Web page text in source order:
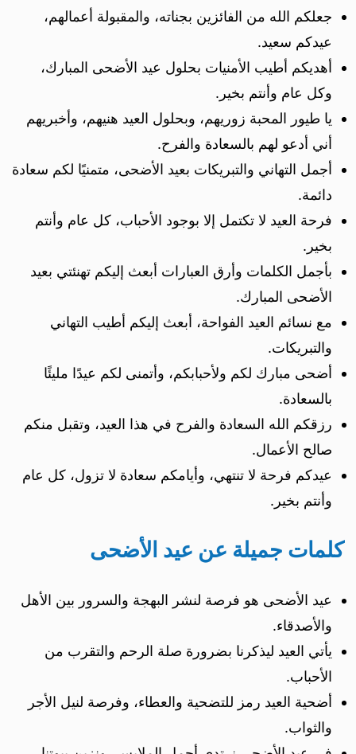
جعلكم الله من الفائزين بجناته، والمقبولة أعمالهم،
عيدكم سعيد.
أهديكم أطيب الأمنيات بحلول عيد الأضحى المبارك،
وكل عام وأنتم بخير.
يا طيور المحبة زوريهم، وبحلول العيد هنيهم، وأخبريهم
أني أدعو لهم بالسعادة والفرح.
أجمل التهاني والتبريكات بعيد الأضحى، متمنيًا لكم سعادة
دائمة.
فرحة العيد لا تكتمل إلا بوجود الأحباب، كل عام وأنتم
بخير.
بأجمل الكلمات وأرق العبارات أبعث إليكم تهنئتي بعيد
الأضحى المبارك.
مع نسائم العيد الفواحة، أبعث إليكم أطيب التهاني
والتبريكات.
أضحى مبارك لكم ولأحبابكم، وأتمنى لكم عيدًا مليئًا
بالسعادة.
رزقكم الله السعادة والفرح في هذا العيد، وتقبل منكم
صالح الأعمال.
عيدكم فرحة لا تنتهي، وأيامكم سعادة لا تزول، كل عام
وأنتم بخير.
كلمات جميلة عن عيد الأضحى
عيد الأضحى هو فرصة لنشر البهجة والسرور بين الأهل
والأصدقاء.
يأتي العيد ليذكرنا بضرورة صلة الرحم والتقرب من
الأحباب.
أضحية العيد رمز للتضحية والعطاء، وفرصة لنيل الأجر
والثواب.